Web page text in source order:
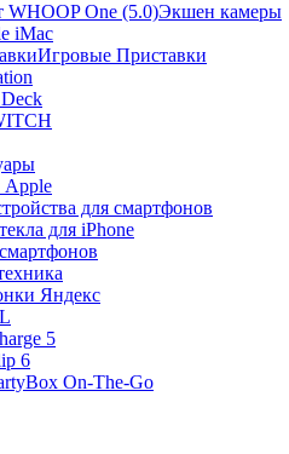
Экшен камеры
iMac
Игровые Приставки
Apple
для смартфонов
для iPhone
Яндекс
5
6
On-The-Go